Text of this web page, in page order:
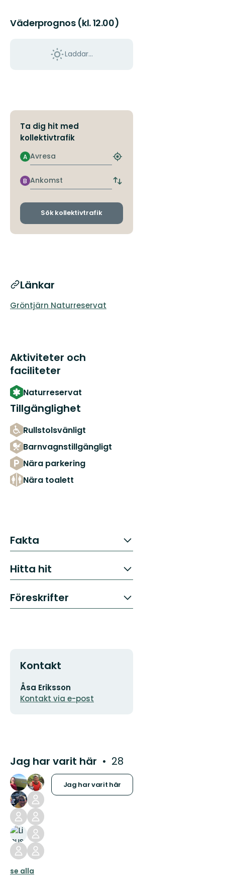
Väderprognos (kl. 12.00)
Laddar...
Ta dig hit med
kollektivtrafik
Avresa
A
Hitta
hållplats
Ankomst
B
Byt
och
Sök kollektivtrafik
Länkar
Gröntjärn Naturreservat
Aktiviteter och
faciliteter
Naturreservat
Tillgänglighet
Rullstolsvänligt
Barnvagnstillgängligt
Nära parkering
Nära toalett
Fakta
Hitta hit
Föreskrifter
Kontakt
E-
postadress
Åsa Eriksson
Kontakt via e-post
Jag har varit här 28
Jag har varit här
se alla